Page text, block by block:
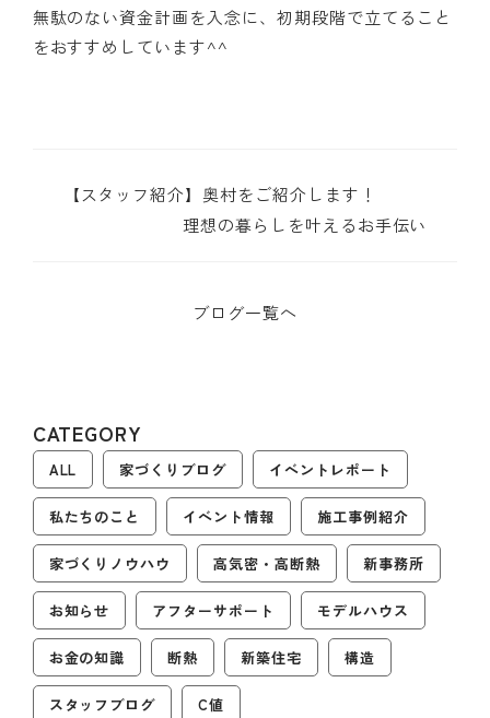
無駄のない資金計画を入念に、初期段階で立てること
をおすすめしています^^
【スタッフ紹介】奥村をご紹介します！
ブログ一覧へ
理想の暮らしを叶えるお手伝い
CATEGORY
ALL 家づくりブログ イベントレポート
私たちのこと イベント情報 施工事例紹介
家づくりノウハウ 高気密・高断熱 新事務所
お知らせ アフターサポート モデルハウス
お金の知識 断熱 新築住宅 構造
スタッフブログ C値